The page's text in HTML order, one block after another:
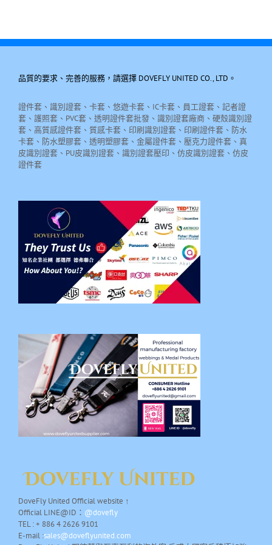
品質的要求、完善的服務，請選擇 DOVEFLY UNITED CO., LTD。
證件套、識別證套、卡套、悠遊卡套、IC卡套、員工證套、記者證
套、護照套、PVC套、透明證件套批發、識別證套廠商、硬殼識別證
套、高質感證件套、質感卡套、印刷識別證套、印刷證件套、防水
卡套、防水塑膠套、透明塑膠套、金屬證件套、壓克力證件套、真
皮識別證套、PU皮識別證套、識別證套壓印、仿皮識別證套、仿皮
證件套
DoveFly United Official website ↑
Official LINE@ID： @dovefly
TEL : + 886 4 2626 9101
E-mail :sales@doveflyunited.com